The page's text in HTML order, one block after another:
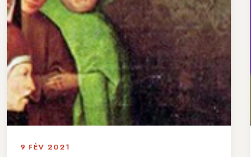
9 FÉV 2021